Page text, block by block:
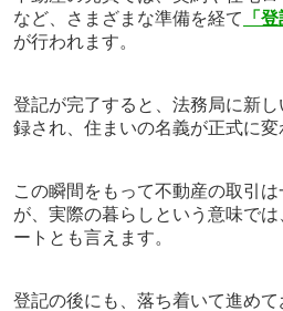
など、さまざまな準備を経て
「登
が行われます。
登記が完了すると、法務局に新
録され、住まいの名義が正式に変
この瞬間をもって不動産の取引
が、実際の暮らしという意味で
ートとも言えます。
登記の後にも、落ち着いて進め